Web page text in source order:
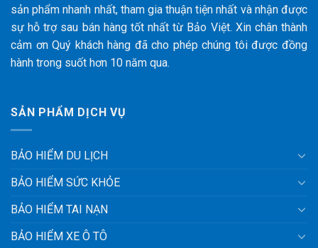
sản phẩm nhanh nhất, tham gia thuận tiện nhất và nhận được
sự hỗ trợ sau bán hàng tốt nhất từ Bảo Việt. Xin chân thành
cảm ơn Quý khách hàng đã cho phép chúng tôi được đồng
hành trong suốt hơn 10 năm qua.
SẢN PHẨM DỊCH VỤ
BẢO HIỂM DU LỊCH
BẢO HIỂM SỨC KHỎE
BẢO HIỂM TAI NẠN
BẢO HIỂM XE Ô TÔ